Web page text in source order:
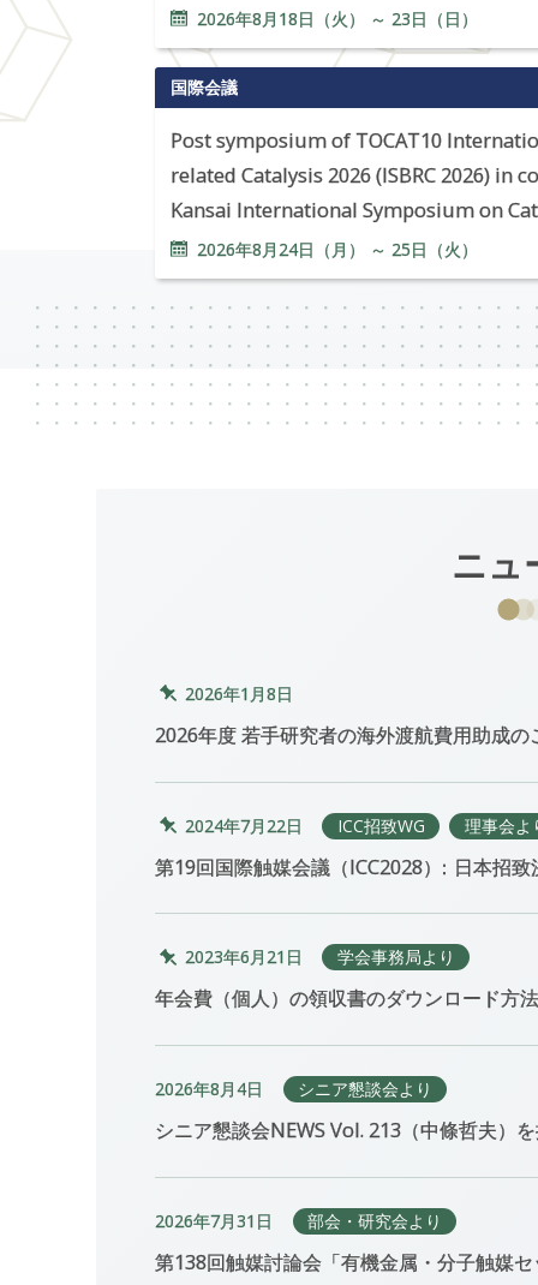
2026年8月 18日（火） ～ 23日（日）
国際会議
Post symposium of TOCAT10
related Catalysis 2026 (ISBRC 2026) in
Kansai International Symposium on
2026年8月24日（月） ～ 25日（火）
ニュ
2026年1月8日
2026年度 若手研究者の海外渡航費用助成
2024年7月22日 ICC招致WG 理事会よ
第19回国際触媒会議（ICC2028） ：日本招
2023年6月21日 学会事務局より
年会費（個人）の領収書のダウンロード方
2026年8月4日 シニア懇談会より
シニア懇談会NEWS Vol. 213（中條哲夫）
2026年7月31日 部会・研究会より
第138回触媒討論会「有機金属・分子触媒